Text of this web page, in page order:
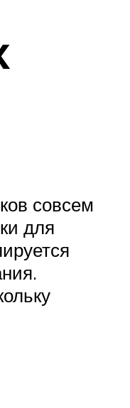
совсем
для